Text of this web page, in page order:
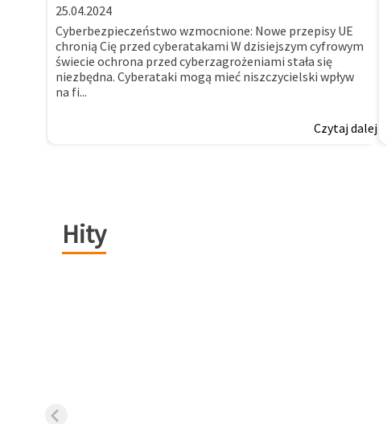
25.04.2024
Cyberbezpieczeństwo wzmocnione: Nowe przepisy UE
chronią Cię przed cyberatakami W dzisiejszym cyfrowym
świecie ochrona przed cyberzagrożeniami stała się
niezbędna. Cyberataki mogą mieć niszczycielski wpływ
na fi...
Czytaj dalej
Hity